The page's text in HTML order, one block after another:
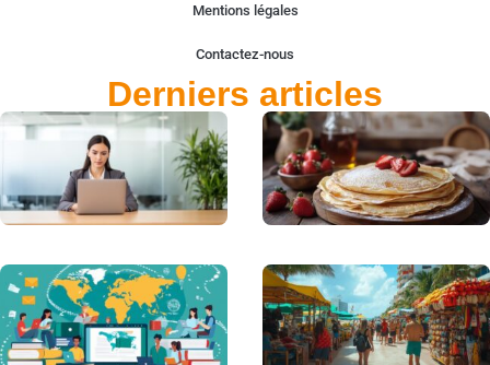
Mentions légales
Contactez-nous
Derniers articles